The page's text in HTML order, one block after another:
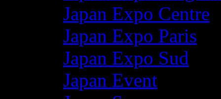
Japan Expo Centre
Japan Expo Paris
Japan Expo Sud
Japan Event